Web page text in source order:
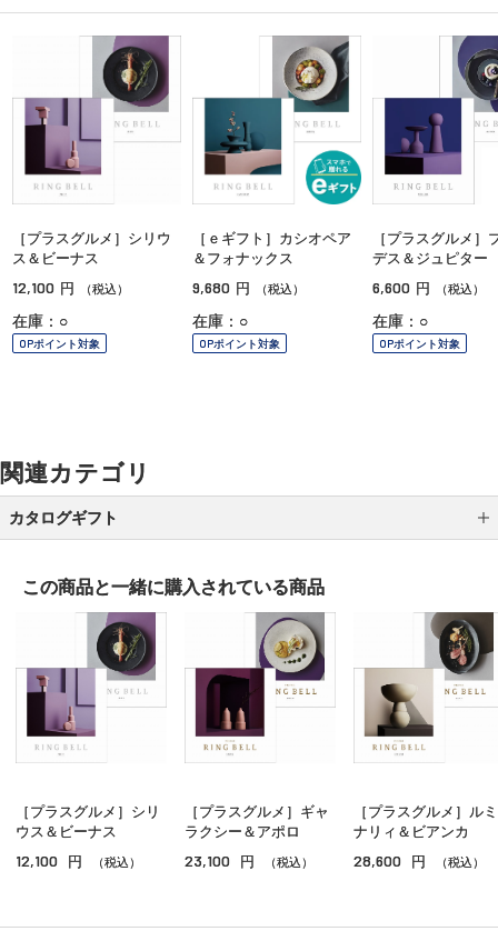
［プラスグルメ］シリウ
ス＆ビーナス
12,100 円 （税込）
在庫：○
OPポイント対象
［ｅギフト］カシオペア
＆フォナックス
9,680 円 （税込）
在庫：○
OPポイント対象
［プラスグルメ］
デス＆ジュピター
6,600 円 （税込）
在庫：○
OPポイント対象
関連カテゴリ
カタログギフト
ｅ－ｏｒｄｅｒｃｈｏｉｃｅ Ｗｅｄｄｉｎｇ ３
ヴァンウェスト ギフトカタログ
ビームス デザイン カタログギフト
ＳＴＹＬＩＳＨ ｅ－ＧＩＦＴ
メンズコレクション
この商品と一緒に購入されている商品
［プラスグルメ］シリ
ウス＆ビーナス
12,100 円 （税込）
［プラスグルメ］ギャ
ラクシー＆アポロ
23,100 円 （税込）
［プラスグルメ］ルミ
ナリィ＆ビアンカ
28,600 円 （税込）